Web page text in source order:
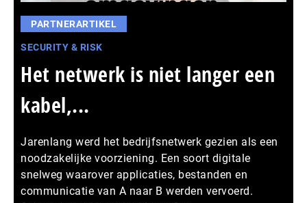
PARTNERARTIKEL
SECURITY & RISK
Het netwerk is niet langer een
kabel,...
Jarenlang werd het bedrijfsnetwerk gezien als een
noodzakelijke voorziening. Een soort digitale
snelweg waarover applicaties, bestanden en
communicatie van A naar B werden vervoerd.